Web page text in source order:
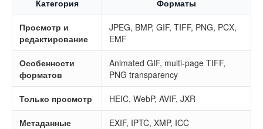
Категория Форматы
Просмотр и
редактирование
JPEG, BMP, GIF, TIFF, PNG, PCX,
EMF
Особенности
форматов
Animated GIF, multi-page TIFF,
PNG transparency
Только просмотр HEIC, WebP, AVIF, JXR
Метаданные EXIF, IPTC, XMP, ICC